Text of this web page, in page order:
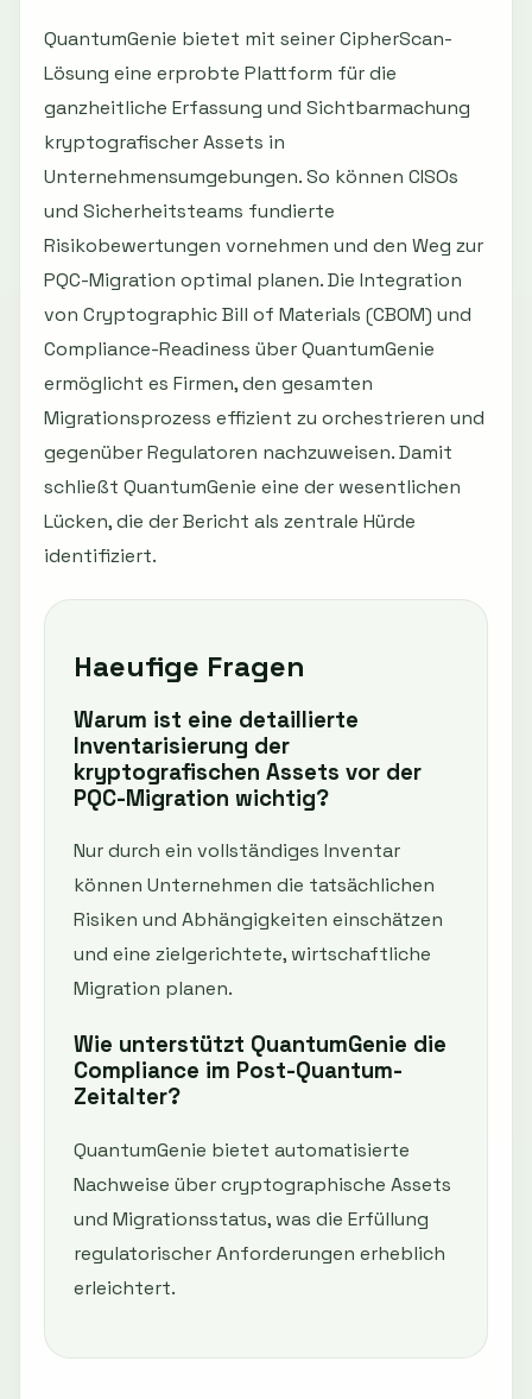
QuantumGenie bietet mit seiner CipherScan-
Lösung eine erprobte Plattform für die
ganzheitliche Erfassung und Sichtbarmachung
kryptografischer Assets in
Unternehmensumgebungen. So können CISOs
und Sicherheitsteams fundierte
Risikobewertungen vornehmen und den Weg zur
PQC-Migration optimal planen. Die Integration
von Cryptographic Bill of Materials (CBOM) und
Compliance-Readiness über QuantumGenie
ermöglicht es Firmen, den gesamten
Migrationsprozess effizient zu orchestrieren und
gegenüber Regulatoren nachzuweisen. Damit
schließt QuantumGenie eine der wesentlichen
Lücken, die der Bericht als zentrale Hürde
identifiziert.
Haeufige Fragen
Warum ist eine detaillierte
Inventarisierung der
kryptografischen Assets vor der
PQC-Migration wichtig?
Nur durch ein vollständiges Inventar
können Unternehmen die tatsächlichen
Risiken und Abhängigkeiten einschätzen
und eine zielgerichtete, wirtschaftliche
Migration planen.
Wie unterstützt QuantumGenie die
Compliance im Post-Quantum-
Zeitalter?
QuantumGenie bietet automatisierte
Nachweise über cryptographische Assets
und Migrationsstatus, was die Erfüllung
regulatorischer Anforderungen erheblich
erleichtert.